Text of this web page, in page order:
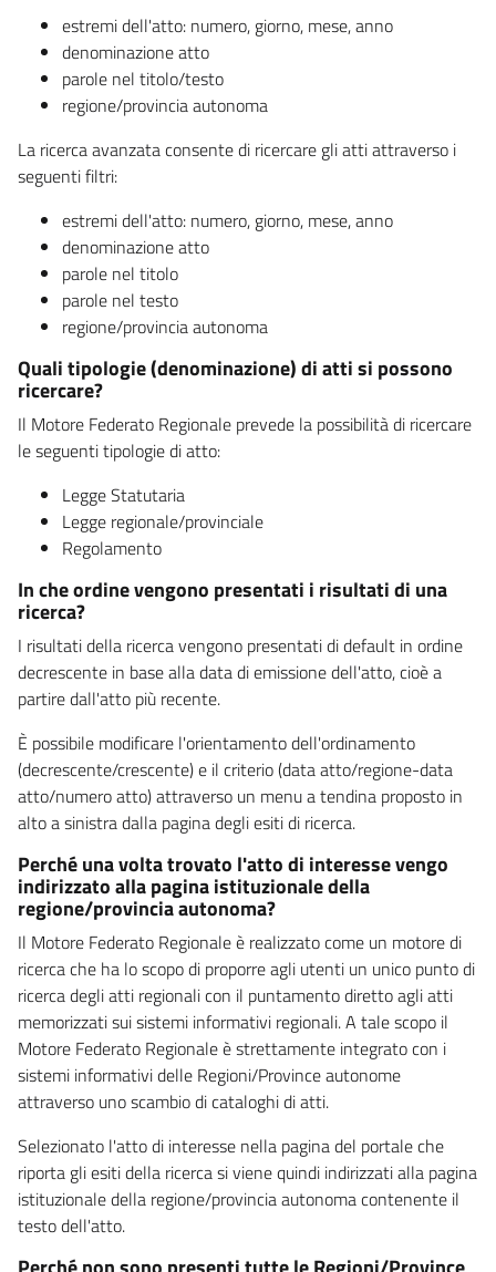
estremi dell'atto: numero, giorno, mese, anno
denominazione atto
parole nel titolo/testo
regione/provincia autonoma
La ricerca avanzata consente di ricercare gli atti attraverso i
seguenti filtri:
estremi dell'atto: numero, giorno, mese, anno
denominazione atto
parole nel titolo
parole nel testo
regione/provincia autonoma
Quali tipologie (denominazione) di atti si possono
ricercare?
Il Motore Federato Regionale prevede la possibilità di ricercare
le seguenti tipologie di atto:
Legge Statutaria
Legge regionale/provinciale
Regolamento
In che ordine vengono presentati i risultati di una
ricerca?
I risultati della ricerca vengono presentati di default in ordine
decrescente in base alla data di emissione dell'atto, cioè a
partire dall'atto più recente.
È possibile modificare l'orientamento dell'ordinamento
(decrescente/crescente) e il criterio (data atto/regione-data
atto/numero atto) attraverso un menu a tendina proposto in
alto a sinistra dalla pagina degli esiti di ricerca.
Perché una volta trovato l'atto di interesse vengo
indirizzato alla pagina istituzionale della
regione/provincia autonoma?
Il Motore Federato Regionale è realizzato come un motore di
ricerca che ha lo scopo di proporre agli utenti un unico punto di
ricerca degli atti regionali con il puntamento diretto agli atti
memorizzati sui sistemi informativi regionali. A tale scopo il
Motore Federato Regionale è strettamente integrato con i
sistemi informativi delle Regioni/Province autonome
attraverso uno scambio di cataloghi di atti.
Selezionato l'atto di interesse nella pagina del portale che
riporta gli esiti della ricerca si viene quindi indirizzati alla pagina
istituzionale della regione/provincia autonoma contenente il
testo dell'atto.